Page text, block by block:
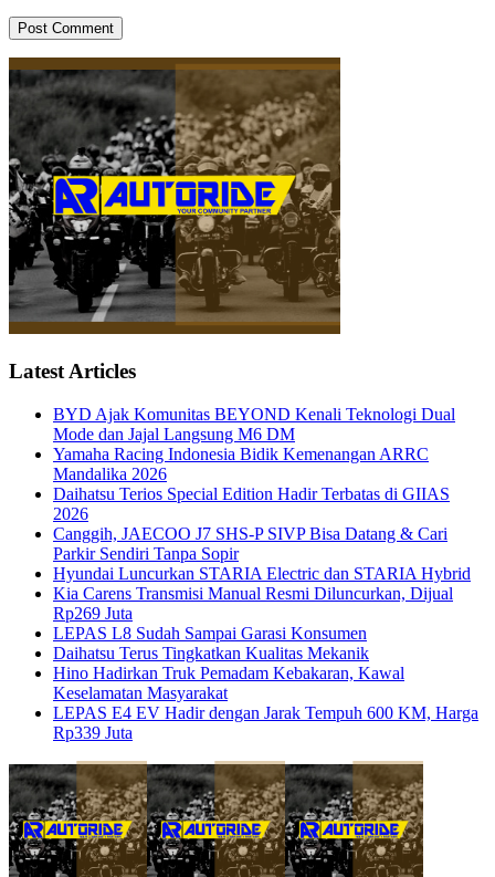
Latest Articles
BYD Ajak Komunitas BEYOND Kenali Teknologi Dual
Mode dan Jajal Langsung M6 DM
Yamaha Racing Indonesia Bidik Kemenangan ARRC
Mandalika 2026
Daihatsu Terios Special Edition Hadir Terbatas di GIIAS
2026
Canggih, JAECOO J7 SHS-P SIVP Bisa Datang & Cari
Parkir Sendiri Tanpa Sopir
Hyundai Luncurkan STARIA Electric dan STARIA Hybrid
Kia Carens Transmisi Manual Resmi Diluncurkan, Dijual
Rp269 Juta
LEPAS L8 Sudah Sampai Garasi Konsumen
Daihatsu Terus Tingkatkan Kualitas Mekanik
Hino Hadirkan Truk Pemadam Kebakaran, Kawal
Keselamatan Masyarakat
LEPAS E4 EV Hadir dengan Jarak Tempuh 600 KM, Harga
Rp339 Juta